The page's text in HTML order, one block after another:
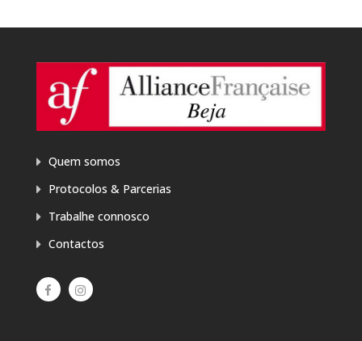
Quem somos
Protocolos & Parcerias
Trabalhe connosco
Contactos